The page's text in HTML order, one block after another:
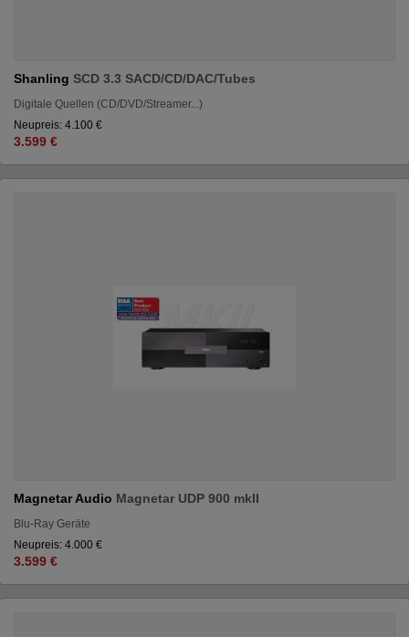
Shanling SCD 3.3 SACD/CD/DAC/Tubes
Digitale Quellen (CD/DVD/Streamer...)
Neupreis: 4.100 €
3.599 €
Magnetar Audio Magnetar UDP 900 mkII
Blu-Ray Geräte
Neupreis: 4.000 €
3.599 €